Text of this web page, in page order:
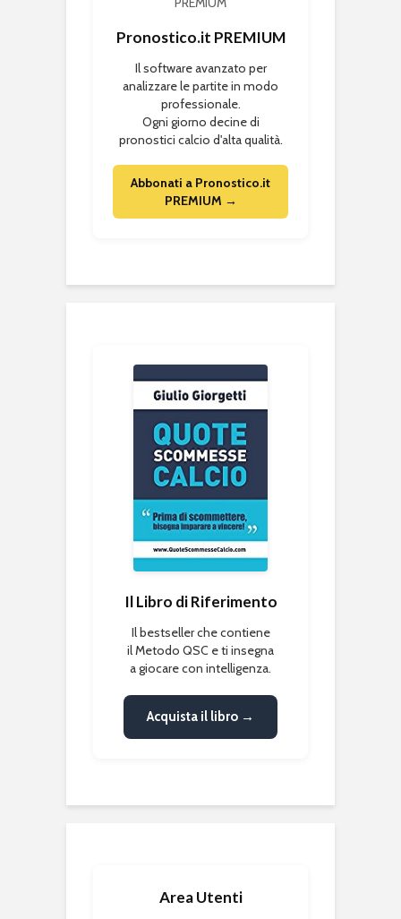
Pronostico.it PREMIUM
Il software avanzato per
analizzare le partite in modo
professionale.
Ogni giorno decine di
pronostici calcio d'alta qualità.
Abbonati a Pronostico.it
PREMIUM →
Il Libro di Riferimento
Il bestseller che contiene
il Metodo QSC e ti insegna
a giocare con intelligenza.
Acquista il libro →
Area Utenti